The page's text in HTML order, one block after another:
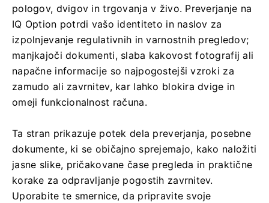
pologov, dvigov in trgovanja v živo. Preverjanje na
IQ Option potrdi vašo identiteto in naslov za
izpolnjevanje regulativnih in varnostnih pregledov;
manjkajoči dokumenti, slaba kakovost fotografij ali
napačne informacije so najpogostejši vzroki za
zamudo ali zavrnitev, kar lahko blokira dvige in
omeji funkcionalnost računa.
Ta stran prikazuje potek dela preverjanja, posebne
dokumente, ki se običajno sprejemajo, kako naložiti
jasne slike, pričakovane čase pregleda in praktične
korake za odpravljanje pogostih zavrnitev.
Uporabite te smernice, da pripravite svoje